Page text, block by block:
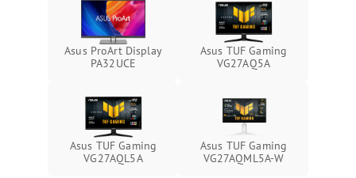
Неисправность системы
защиты от перегрева
Подробнее →
Поломка системы защиты
от перенапряжения
Подробнее →
Поломка системы защиты
от замыкания
Подробнее →
Asus ProArt Display
PA32UCE
Asus TUF Gaming
VG27AQ5A
Asus TUF Gaming
VG27AQL5A
Asus TUF Gaming
VG27AQML5A-W